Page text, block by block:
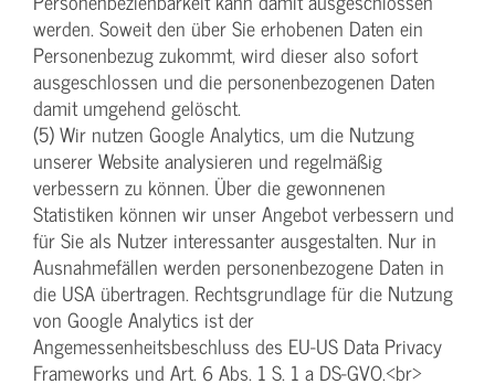
werden. Soweit den über Sie erhobenen Daten ein
Personenbezug zukommt, wird dieser also sofort
ausgeschlossen und die personenbezogenen Daten
damit umgehend gelöscht.
(5) Wir nutzen Google Analytics, um die Nutzung
unserer Website analysieren und regelmäßig
verbessern zu können. Über die gewonnenen
Statistiken können wir unser Angebot verbessern und
für Sie als Nutzer interessanter ausgestalten. Nur in
Ausnahmefällen werden personenbezogene Daten in
die USA übertragen. Rechtsgrundlage für die Nutzung
von Google Analytics ist der
Angemessenheitsbeschluss des EU-US Data Privacy
Frameworks und Art. 6 Abs. 1 S. 1 a DS-GVO.<br>